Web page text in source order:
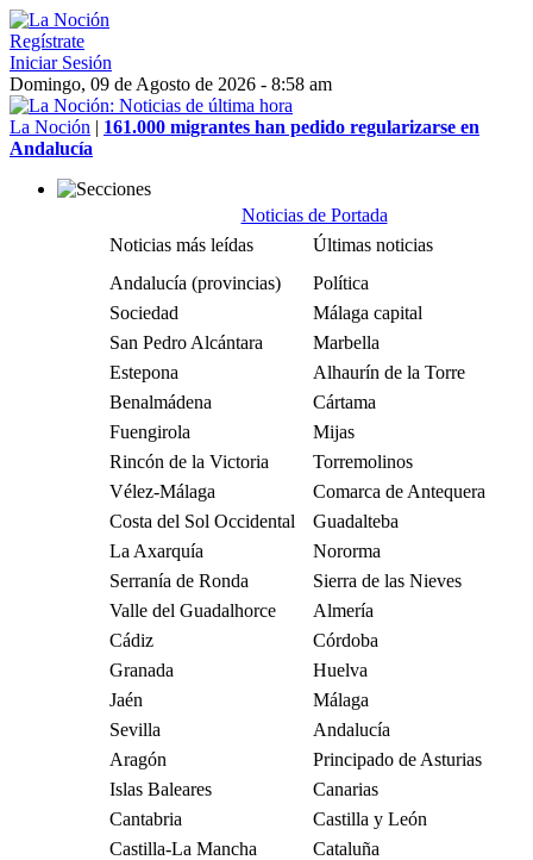
Regístrate
Iniciar Sesión
Domingo, 09 de Agosto de 2026 - 8:58 am
La Noción | 161.000 migrantes han pedido regularizarse en
Andalucía
Noticias de Portada
Noticias más leídas
Últimas noticias
Andalucía (provincias)
Política
Sociedad
Málaga capital
San Pedro Alcántara
Marbella
Estepona
Alhaurín de la Torre
Benalmádena
Cártama
Fuengirola
Mijas
Rincón de la Victoria
Torremolinos
Vélez-Málaga
Comarca de Antequera
Costa del Sol Occidental
Guadalteba
La Axarquía
Nororma
Serranía de Ronda
Sierra de las Nieves
Valle del Guadalhorce
Almería
Cádiz
Córdoba
Granada
Huelva
Jaén
Málaga
Sevilla
Andalucía
Aragón
Principado de Asturias
Islas Baleares
Canarias
Cantabria
Castilla y León
Castilla-La Mancha
Cataluña